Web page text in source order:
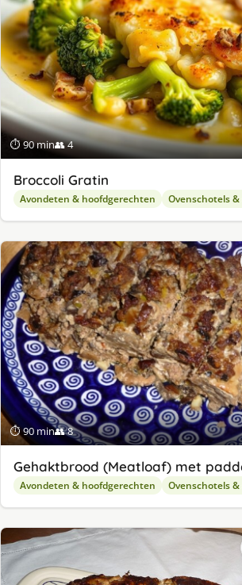
⏱ 90 min👥 4
Broccoli Gratin
Avondeten & hoofdgerechten Ovenschotels
⏱ 90 min👥 8
Gehaktbrood (Meatloaf) met
Avondeten & hoofdgerechten Ovenschotels